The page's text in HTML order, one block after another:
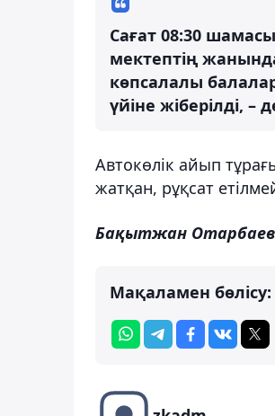
Сағат 08:30
мектептің
көпсалалы
үйіне жіберілді,
Автокөлік айып
жатқан, рұқсат
Бақытжан
Мақаламен бөлісу: